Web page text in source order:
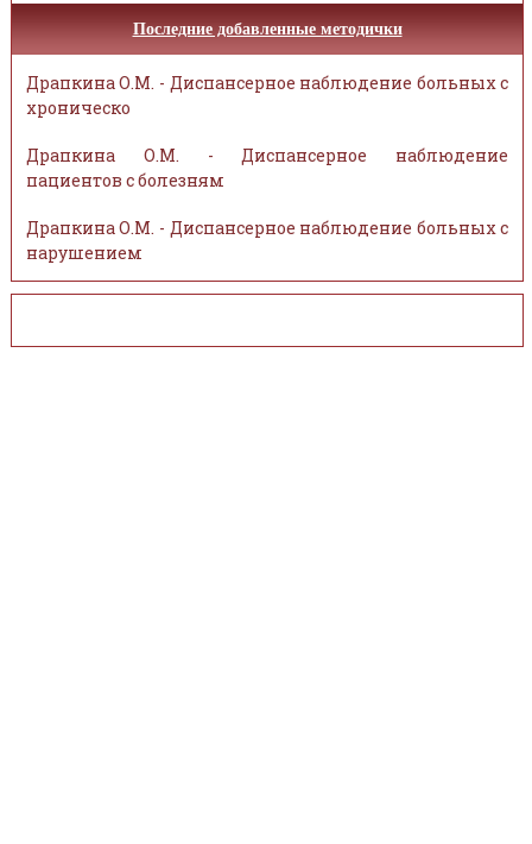
Последние добавленные методички
Драпкина О.М. - Диспансерное наблюдение больных с
хроническо
Драпкина О.М. - Диспансерное наблюдение
пациентов с болезням
Драпкина О.М. - Диспансерное наблюдение больных с
нарушением